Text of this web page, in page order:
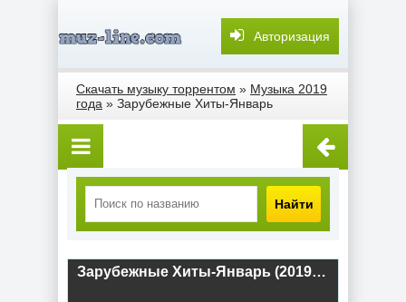
Авторизация
Скачать музыку торрентом » Музыка 2019
года » Зарубежные Хиты-Январь
Найти
Зарубежные Хиты-Январь (2019) скачать торрент